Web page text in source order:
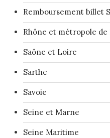
Remboursement billet
Rhône et métropole de
Saône et Loire
Sarthe
Savoie
Seine et Marne
Seine Maritime